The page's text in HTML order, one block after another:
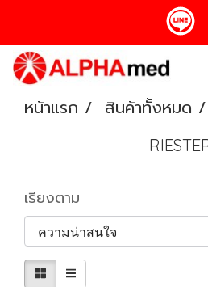
หน้าแรก สินค้าทั้งหมด
เรียงตาม